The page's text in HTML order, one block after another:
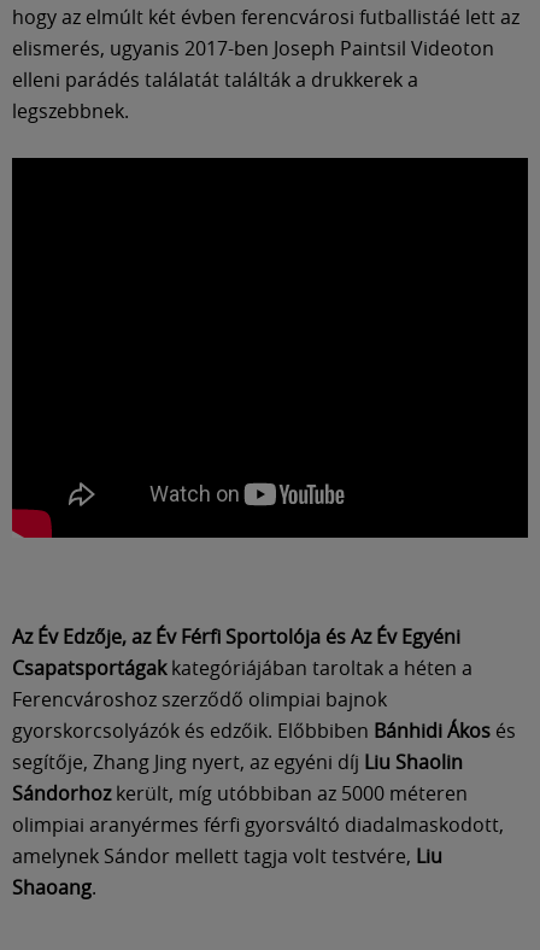
hogy az elmúlt két évben ferencvárosi futballistáé lett az
elismerés, ugyanis 2017-ben Joseph Paintsil Videoton
elleni parádés találatát találták a drukkerek a
legszebbnek.
Az Év Edzője, az Év Férfi Sportolója és Az Év Egyéni
Csapatsportágakkategóriájában taroltak a héten a
Ferencvároshoz szerződő olimpiai bajnok
gyorskorcsolyázók és edzőik. Előbbiben Bánhidi Ákos és
segítője, Zhang Jing nyert, az egyéni díj Liu Shaolin
Sándorhozkerült, míg utóbbiban az 5000 méteren
olimpiai aranyérmes férfi gyorsváltó diadalmaskodott,
amelynek Sándor mellett tagja volt testvére, Liu
Shaoang.